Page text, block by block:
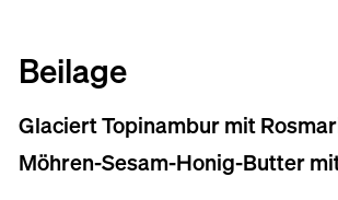
Beilage
Glaciert Topinambur mit
Möhren-Sesam-Honig-Butter